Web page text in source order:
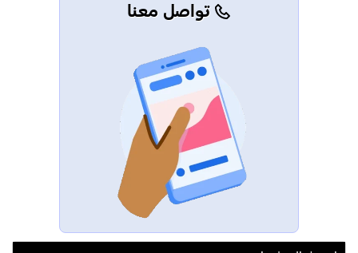
تواصل معنا